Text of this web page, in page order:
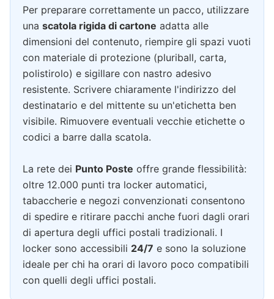
Per preparare correttamente un pacco, utilizzare
una scatola rigida di cartone adatta alle
dimensioni del contenuto, riempire gli spazi vuoti
con materiale di protezione (pluriball, carta,
polistirolo) e sigillare con nastro adesivo
resistente. Scrivere chiaramente l'indirizzo del
destinatario e del mittente su un'etichetta ben
visibile. Rimuovere eventuali vecchie etichette o
codici a barre dalla scatola.
La rete dei Punto Poste offre grande flessibilità:
oltre 12.000 punti tra locker automatici,
tabaccherie e negozi convenzionati consentono
di spedire e ritirare pacchi anche fuori dagli orari
di apertura degli uffici postali tradizionali. I
locker sono accessibili 24/7 e sono la soluzione
ideale per chi ha orari di lavoro poco compatibili
con quelli degli uffici postali.